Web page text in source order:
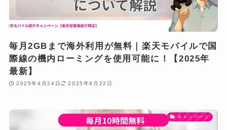
毎月2GBまで海外利用が無料｜楽天モバイルで国
際線の機内ローミングを使用可能に！【2025年
最新】
2025年4月24日 2025年9月22日
キャンペーン